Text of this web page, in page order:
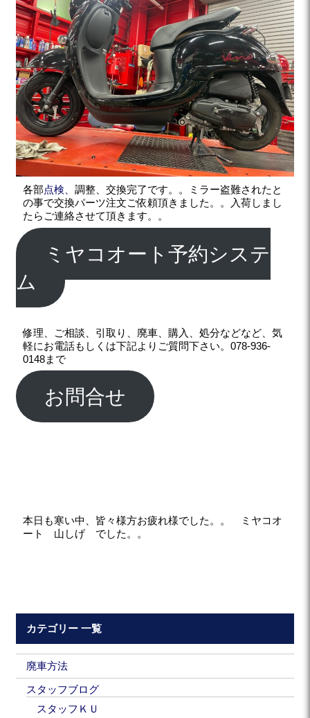
各部点検、調整、交換完了です。。ミラー盗難されたと
の事で交換パーツ注文ご依頼頂きました。。入荷しまし
たらご連絡させて頂きます。。
ミヤコオート予約システ
ム
修理、ご相談、引取り、廃車、購入、処分などなど、気
軽にお電話もしくは下記よりご質問下さい。078-936-
0148まで
お問合せ
本日も寒い中、皆々様方お疲れ様でした。。 ミヤコオ
ート 山しげ でした。。
カテゴリー 一覧
廃車方法
スタッフブログ
スタッフＫＵ